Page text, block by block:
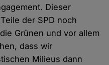
Dieser
der SPD noch
Grünen und vor allem
dass wir
Milieus dann